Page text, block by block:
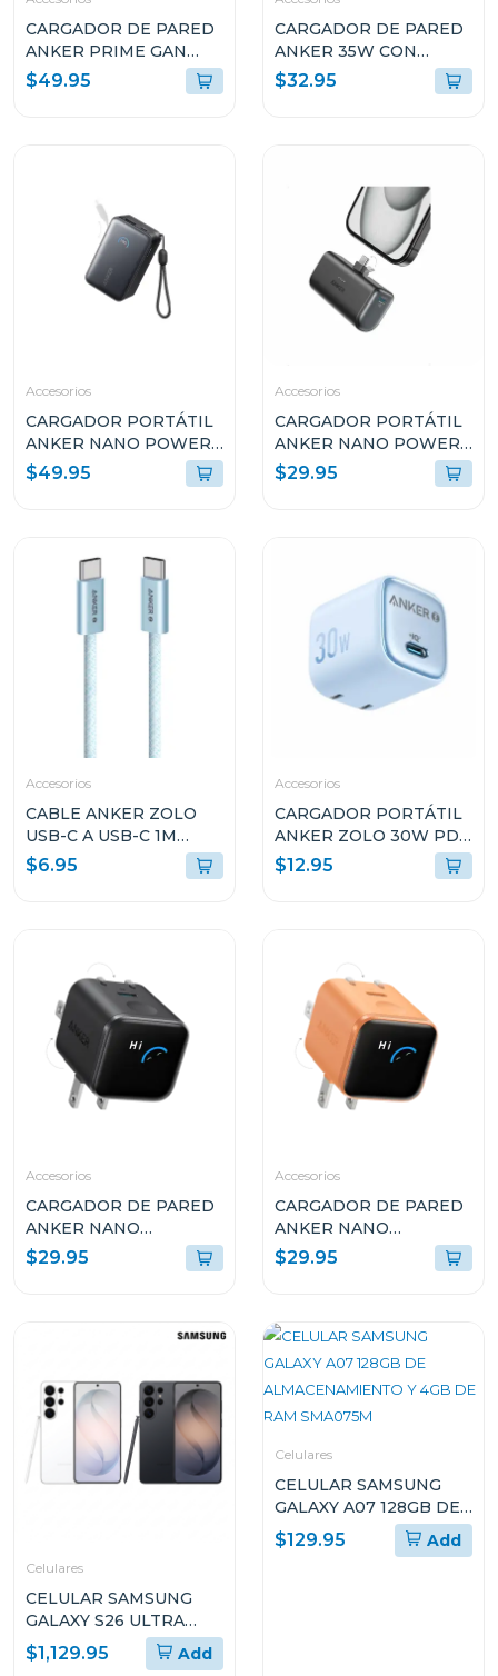
CARGADOR DE PARED
ANKER PRIME GAN
67W CON 3 PUERTOS
USB-C NEGRO A2669113
$49.95
CARGADOR DE PARED
ANKER 35W CON
CABLE USB-C
RETRÁCTIL A2658J11
$32.95
Accesorios
CARGADOR PORTÁTIL
ANKER NANO POWER
BANK 45W 10k USB-C
A1638H11
$49.95
Accesorios
CARGADOR PORTÁTIL
ANKER NANO POWER
BANK 22.5W USB-C
A1653H11
$29.95
Accesorios
CABLE ANKER ZOLO
USB-C A USB-C 1M
240W AZUL A8060H31
$6.95
Accesorios
CARGADOR PORTÁTIL
ANKER ZOLO 30W PD
3.0 CELESTE A2698J31
$12.95
Accesorios
CARGADOR DE PARED
ANKER NANO
CHARGER 45W CON
SMART DISPLAY USB-C
$29.95
Accesorios
CARGADOR DE PARED
ANKER NANO
CHARGER 45W CON
SMART DISPLAY USB-C
$29.95
Celulares
CELULAR SAMSUNG
GALAXY S26 ULTRA
CON 12GB DE RAM Y Y
512GB DE
$1,129.95 Add
Celulares
CELULAR SAMSUNG
GALAXY A07 128GB DE
ALMACENAMIENTO Y
4GB DE RAM SMA075M
$129.95 Add